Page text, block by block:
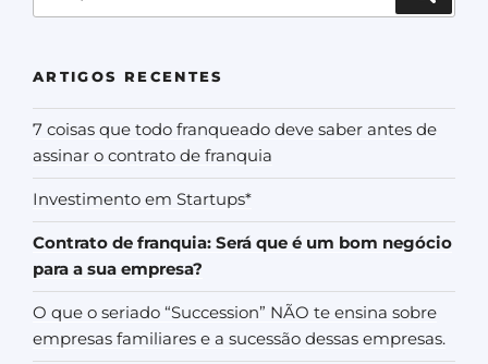
ARTIGOS RECENTES
7 coisas que todo franqueado deve saber antes de
assinar o contrato de franquia
Investimento em Startups*
Contrato de franquia: Será que é um bom negócio
para a sua empresa?
O que o seriado “Succession” NÃO te ensina sobre
empresas familiares e a sucessão dessas empresas.